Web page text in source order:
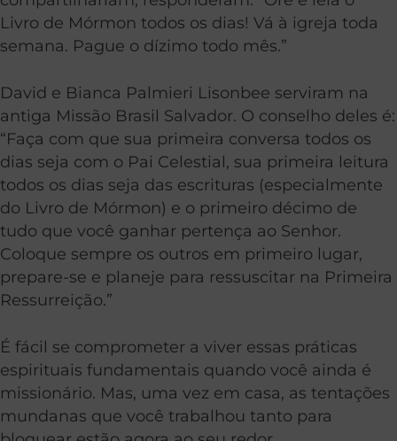
Livro de Mórmon todos os dias! Vá à igreja toda
semana. Pague o dízimo todo mês.”
David e Bianca Palmieri Lisonbee serviram na
antiga Missão Brasil Salvador. O conselho deles é:
“Faça com que sua primeira conversa todos os
dias seja com o Pai Celestial, sua primeira leitura
todos os dias seja das escrituras (especialmente
do Livro de Mórmon) e o primeiro décimo de
tudo que você ganhar pertença ao Senhor.
Coloque sempre os outros em primeiro lugar,
prepare-se e planeje para ressuscitar na Primeira
Ressurreição.”
É fácil se comprometer a viver essas práticas
espirituais fundamentais quando você ainda é
missionário. Mas, uma vez em casa, as tentações
mundanas que você trabalhou tanto para